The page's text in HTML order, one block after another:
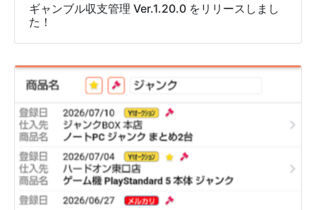
ギャンブル収支管理 Ver.1.20.0 をリリースしまし
た！